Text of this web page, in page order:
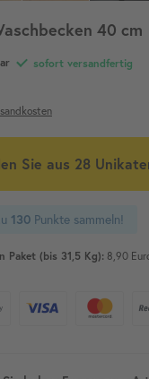
40 cm
sofort versandfertig
Sie aus 28
130 Punkte sammeln!
Paket (bis 31,5 Kg): 8,90